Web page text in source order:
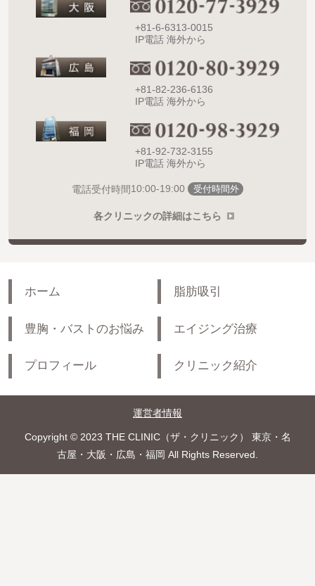
+81-6-6313-0015
IP電話 海外から
+81-82-236-6136
IP電話 海外から
+81-92-732-3155
IP電話 海外から
電話受付時間10:00-19:00 受付時間外
各クリニックの詳細はこちら
ホーム 脂肪吸引
豊胸・バストのお悩み エイジング治療
プロフィール クリニック紹介
運営者情報
Copyright © 2023 THE CLINIC（ザ・クリニック） 東京・名
古屋・大阪・広島・福岡 All Rights Reserved.